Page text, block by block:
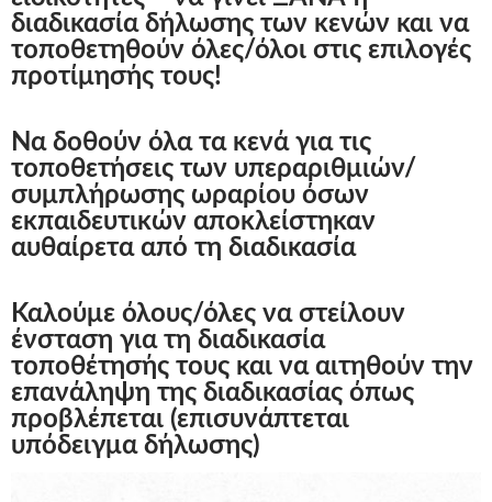
διαδικασία δήλωσης των κενών και να
τοποθετηθούν όλες/όλοι στις επιλογές
προτίμησής τους!
Nα δοθούν όλα τα κενά για τις
τοποθετήσεις των υπεραριθμιών/
συμπλήρωσης ωραρίου όσων
εκπαιδευτικών αποκλείστηκαν
αυθαίρετα από τη διαδικασία
Καλούμε όλους/όλες να στείλουν
ένσταση για τη διαδικασία
τοποθέτησής τους και να αιτηθούν την
επανάληψη της διαδικασίας όπως
προβλέπεται (επισυνάπτεται
υπόδειγμα δήλωσης)